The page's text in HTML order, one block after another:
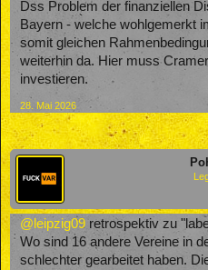
Dss Problem der finanziellen
Bayern - welche wohlgemerkt
somit gleichen
weiterhin da. Hier muss
investieren.
28. Mai 2026
@leipzig09 retrospektiv zu
Wo sind 16 andere Vereine in
schlechter gearbeitet haben.